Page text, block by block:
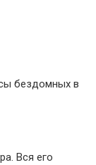
бездомных в
Вся его